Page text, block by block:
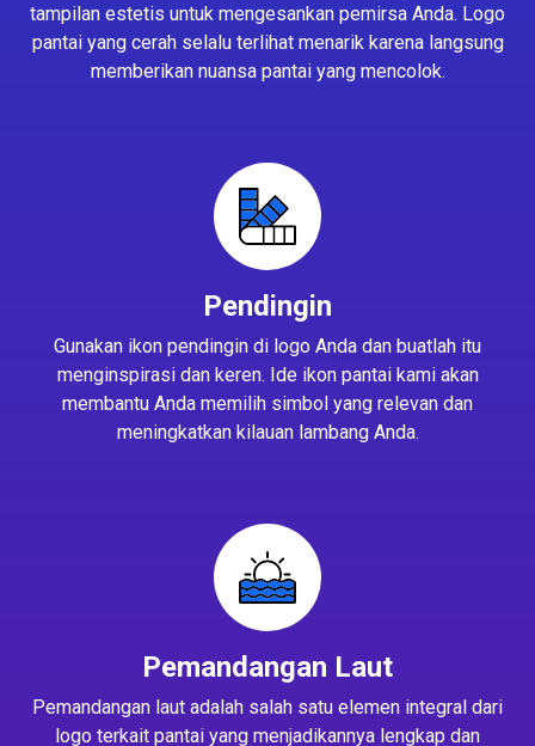
tampilan estetis untuk mengesankan pemirsa Anda. Logo
pantai yang cerah selalu terlihat menarik karena langsung
memberikan nuansa pantai yang mencolok.
Pendingin
Gunakan ikon pendingin di logo Anda dan buatlah itu
menginspirasi dan keren. Ide ikon pantai kami akan
membantu Anda memilih simbol yang relevan dan
meningkatkan kilauan lambang Anda.
Pemandangan Laut
Pemandangan laut adalah salah satu elemen integral dari
logo terkait pantai yang menjadikannya lengkap dan